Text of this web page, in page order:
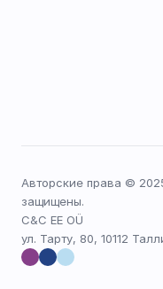
Авторские права ©
защищены.
C&C EE OÜ
ул. Тарту, 80, 10112